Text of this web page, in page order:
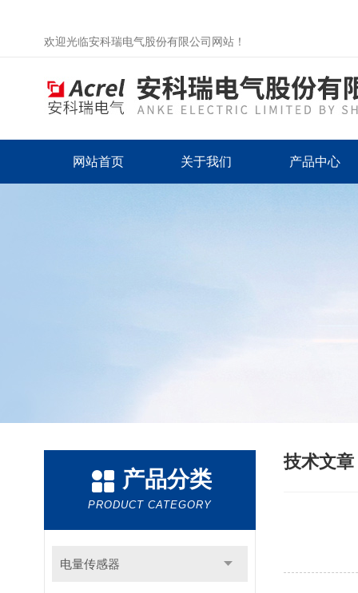
欢迎光临安科瑞电气股份有限公司网站！
网站首页 关于我们 产品中心
产品分类
PRODUCT CATEGORY
电量传感器
技术文章